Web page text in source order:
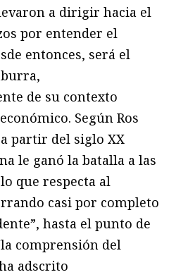
a dirigir hacia el
por entender el
entonces, será el
de su contexto
Según Ros
partir del siglo XX
le ganó la batalla a las
que respecta al
casi por completo
hasta el punto de
comprensión del
adscrito